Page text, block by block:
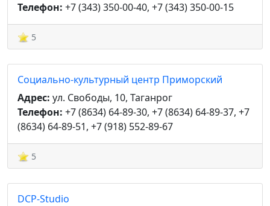
Телефон: +7 (343) 350-00-40, +7 (343) 350-00-15
5
Социально-культурный центр Приморский
Адрес: ул. Свободы, 10, Таганрог
Телефон: +7 (8634) 64-89-30, +7 (8634) 64-89-37, +7
(8634) 64-89-51, +7 (918) 552-89-67
5
DCP-Studio